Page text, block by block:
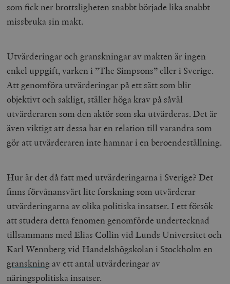
som fick ner brottsligheten snabbt började lika snabbt
missbruka sin makt.
Utvärderingar och granskningar av makten är ingen
enkel uppgift, varken i ”The Simpsons” eller i Sverige.
Att genomföra utvärderingar på ett sätt som blir
objektivt och sakligt, ställer höga krav på såväl
utvärderaren som den aktör som ska utvärderas. Det är
även viktigt att dessa har en relation till varandra som
gör att utvärderaren inte hamnar i en beroendeställning.
Hur är det då fatt med utvärderingarna i Sverige? Det
finns förvånansvärt lite forskning som utvärderar
utvärderingarna av olika politiska insatser. I ett försök
att studera detta fenomen genomförde undertecknad
tillsammans med Elias Collin vid Lunds Universitet och
Karl Wennberg vid Handelshögskolan i Stockholm en
granskning av ett antal utvärderingar av
näringspolitiska insatser.